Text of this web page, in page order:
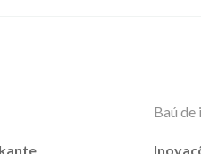
Baú de